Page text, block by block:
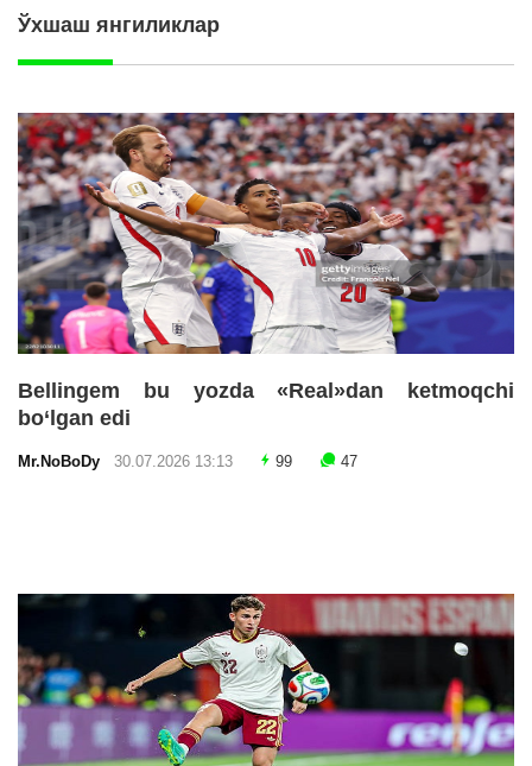
Ўхшаш янгиликлар
Bellingem bu yozda «Real»dan ketmoqchi
bo‘lgan edi
Mr.NoBoDy 30.07.2026 13:13 99 47